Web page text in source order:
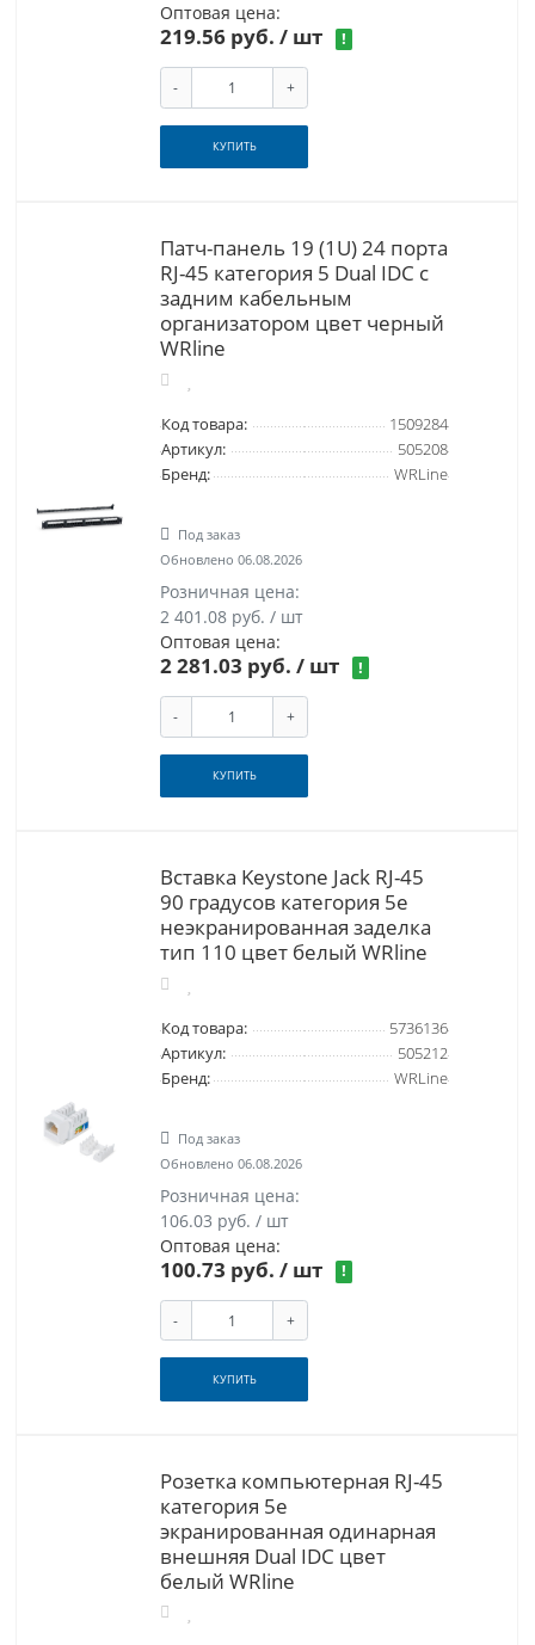
Оптовая цена:
219.56 руб. / шт !
- +
КУПИТЬ
Патч-панель 19 (1U) 24 порта
RJ-45 категория 5 Dual IDC с
задним кабельным
организатором цвет черный
WRline
Код товара:
1509284
Артикул:
505208
Бренд:
WRLine
Под заказ
Обновлено 06.08.2026
Розничная цена:
2 401.08 руб. / шт
Оптовая цена:
2 281.03 руб. / шт !
- +
КУПИТЬ
Вставка Keystone Jack RJ-45
90 градусов категория 5e
неэкранированная заделка
тип 110 цвет белый WRline
Код товара:
5736136
Артикул:
505212
Бренд:
WRLine
Под заказ
Обновлено 06.08.2026
Розничная цена:
106.03 руб. / шт
Оптовая цена:
100.73 руб. / шт !
- +
КУПИТЬ
Розетка компьютерная RJ-45
категория 5e
экранированная одинарная
внешняя Dual IDC цвет
белый WRline